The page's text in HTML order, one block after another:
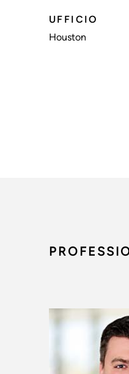
UFFICIO
Houston